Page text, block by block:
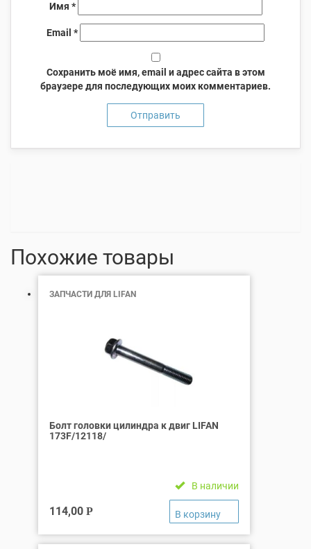
Имя *
Email *
Сохранить моё имя, email и адрес сайта в этом
браузере для последующих моих комментариев.
Похожие товары
ЗАПЧАСТИ ДЛЯ LIFAN
Болт головки цилиндра к двиг LIFAN
173F/12118/
В наличии
114,00 Р